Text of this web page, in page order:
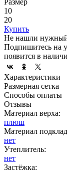
10
20
Купить
Не нашли нужный
Подпишитесь на
появится в
Характеристики
Размерная сетка
Способы оплаты
Отзывы
Материал верха:
плюш
Материал
нет
Утеплитель:
нет
Застёжка: